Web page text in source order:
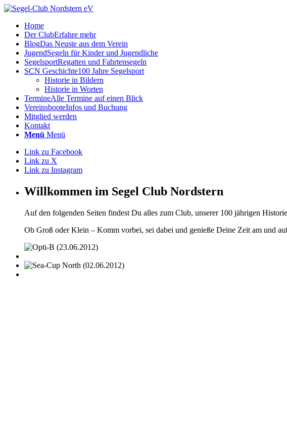
Home
Der ClubErfahre mehr
BlogDas Neuste aus dem Verein
JugendSegeln für Kinder und Jugendliche
SegelsportRegatten und Fahrtensegeln
SCN Geschichte100 Jahre Segelsport
Historie in Bildern
Historie in Worten
TermineAlle Termine auf einen Blick
VereinsbooteInfos und Buchung
Mitglied werden
Kontakt
Menü Menü
Link zu Facebook
Link zu X
Link zu Instagram
Willkommen im Segel Club Nordstern
Auf den folgenden Seiten findest Du alles zum Club, unserer 100 jährigen
Ob Groß oder Klein – Komm vorbei, sei dabei und genieße Deine Zeit am und